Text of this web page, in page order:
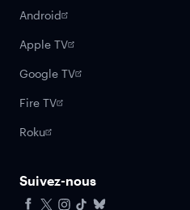
Android
Apple TV
Google TV
Fire TV
Roku
Suivez-nous